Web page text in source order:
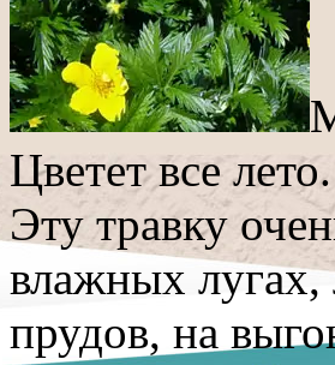
Цветет все лето.
Эту травку
влажных лугах,
прудов, на